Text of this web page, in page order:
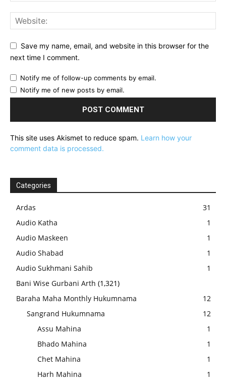
Save my name, email, and website in this browser for the
next time I comment.
Notify me of follow-up comments by email.
Notify me of new posts by email.
This site uses Akismet to reduce spam. Learn how your
comment data is processed.
Categories
Ardas
31
Audio Katha
1
Audio Maskeen
1
Audio Shabad
1
Audio Sukhmani Sahib
1
Bani Wise Gurbani Arth (1,321)
Baraha Maha Monthly Hukumnama
12
Sangrand Hukumnama
12
Assu Mahina
1
Bhado Mahina
1
Chet Mahina
1
Harh Mahina
1